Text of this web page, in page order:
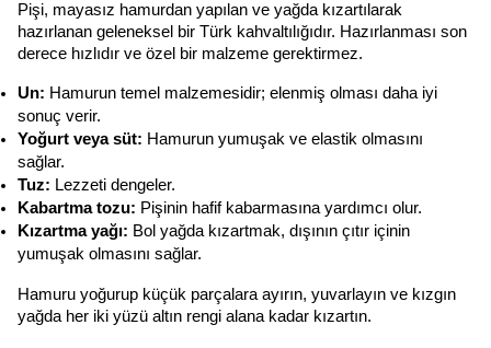
Pişi, mayasız hamurdan yapılan ve yağda kızartılarak
hazırlanan geleneksel bir Türk kahvaltılığıdır. Hazırlanması son
derece hızlıdır ve özel bir malzeme gerektirmez.
Un: Hamurun temel malzemesidir; elenmiş olması daha iyi
sonuç verir.
Yoğurt veya süt: Hamurun yumuşak ve elastik olmasını
sağlar.
Tuz: Lezzeti dengeler.
Kabartma tozu: Pişinin hafif kabarmasına yardımcı olur.
Kızartma yağı: Bol yağda kızartmak, dışının çıtır içinin
yumuşak olmasını sağlar.
Hamuru yoğurup küçük parçalara ayırın, yuvarlayın ve kızgın
yağda her iki yüzü altın rengi alana kadar kızartın.